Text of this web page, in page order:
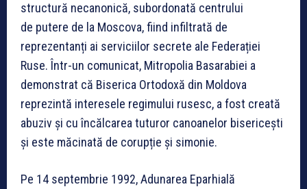
structură necanonică, subordonată centrului
de putere de la Moscova, fiind infiltrată de
reprezentanți ai serviciilor secrete ale Federației
Ruse. Într-un comunicat, Mitropolia Basarabiei a
demonstrat că Biserica Ortodoxă din Moldova
reprezintă interesele regimului rusesc, a fost creată
abuziv și cu încălcarea tuturor canoanelor bisericești
și este măcinată de corupție și simonie.
Pe 14 septembrie 1992, Adunarea Eparhială